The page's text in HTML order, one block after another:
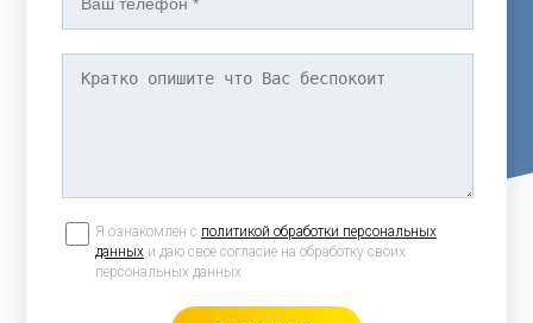
Я ознакомлен с политикой обработки персональных
данныхи даю свое согласие на обработку своих
персональных данных